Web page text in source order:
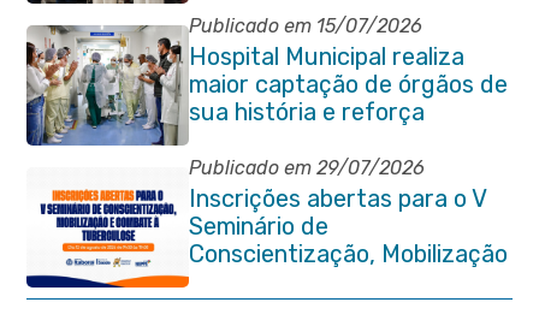
Publicado em 15/07/2026
Hospital Municipal realiza
maior captação de órgãos de
sua história e reforça
compromisso com a vida
Publicado em 29/07/2026
Inscrições abertas para o V
Seminário de
Conscientização, Mobilização
e Combate à Tuberculose em
Itaboraí